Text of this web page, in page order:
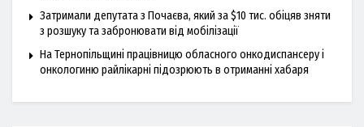
Затримали депутата з Почаєва, який за $10 тис. обіцяв зняти
з розшуку та забронювати від мобілізації
На Тернопільщині працівницю обласного онкодиспансеру і
онкологиню райлікарні підозрюють в отриманні хабаря